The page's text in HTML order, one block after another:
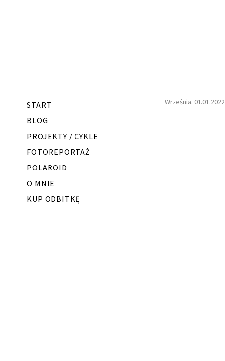
START
BLOG
PROJEKTY / CYKLE
FOTOREPORTAŻ
POLAROID
O MNIE
KUP ODBITKĘ
Września. 01.01.2022